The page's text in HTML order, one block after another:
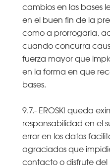
cambios en las bases
en el buen fin de la
como a prorrogarla,
cuando concurra
fuerza mayor que
en la forma en que
bases.
9.7.- EROSKI queda
responsabilidad en el
error en los datos
agraciados que
contacto o disfrute del